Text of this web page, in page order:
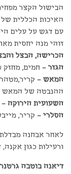
הבישול הקצר
האיכות הכללית של
עם דגש על עלים
זוהי מנה יחסית
הכרישה, הבצל
הגזר – חמים, מחזק
המאש –
ההנבטה של המאש
השעועית הירוקה –
הסלרי – קריר,
לאחר אבחנה
ורעילות כגון אקנה,
דיאנה בוטבה גרטנר